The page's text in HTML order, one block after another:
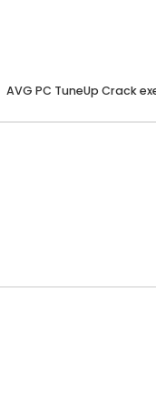
AVG PC TuneUp Crack